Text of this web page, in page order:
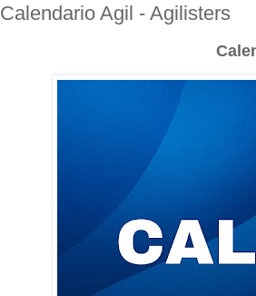
Calendario Agil - Agilisters